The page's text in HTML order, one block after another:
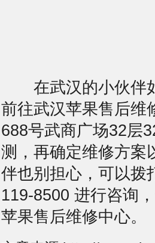
在武汉的小伙伴如
前往武汉苹果售后维
688号武商广场32层
测，再确定维修方案
伴也别担心，可以拨
119-8500 进行咨询
苹果售后维修中心。